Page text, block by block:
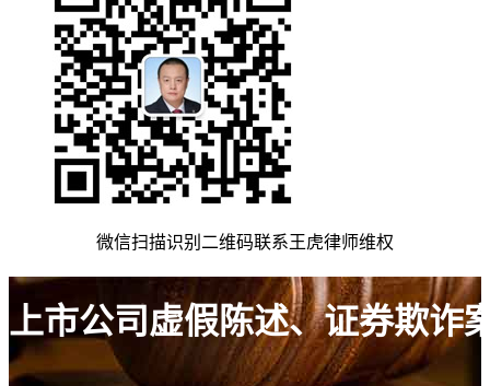
微信扫描识别二维码联系王虎律师维权
上市公司虚假陈述、证券欺诈